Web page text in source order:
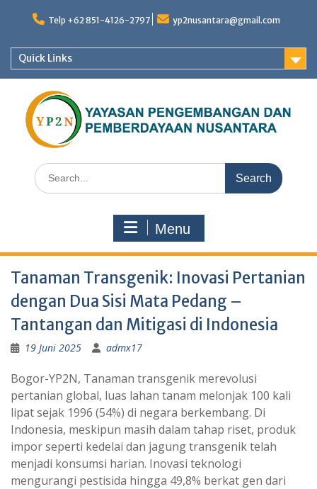
Telp +62 851-4126-2797 yp2nusantara@gmail.com
Quick Links
Search
for:
Menu
Tanaman Transgenik: Inovasi Pertanian
dengan Dua Sisi Mata Pedang –
Tantangan dan Mitigasi di Indonesia
19 Juni 2025 admx17
Bogor-YP2N, Tanaman transgenik merevolusi
pertanian global, luas lahan tanam melonjak 100 kali
lipat sejak 1996 (54%) di negara berkembang. Di
Indonesia, meskipun masih dalam tahap riset, produk
impor seperti kedelai dan jagung transgenik telah
menjadi konsumsi harian. Inovasi teknologi
mengurangi pestisida hingga 49,8% berkat gen dari